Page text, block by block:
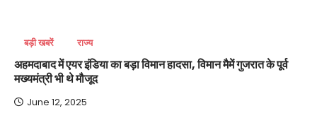
बड़ी खबरें राज्य
अहमदाबाद में एयर इंडिया का बड़ा विमान हादसा, विमान मैमें गुजरात के पूर्व
मख्यमंत्री भी थे मौजूद
June 12, 2025